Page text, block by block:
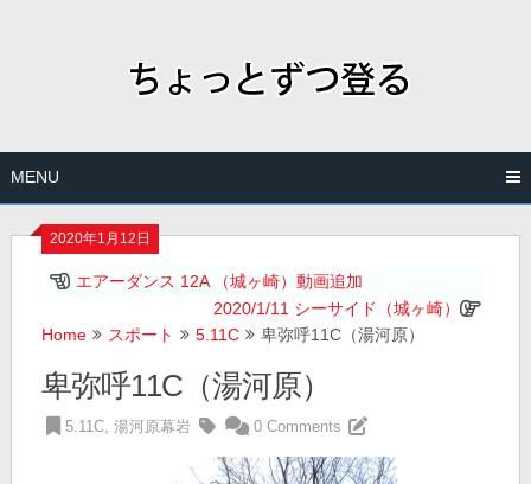
MENU
2020年1月12日
エアーダンス 12A （城ヶ崎）動画追加
2020/1/11 シーサイド（城ヶ崎）
Home
スポート 5.11C 卑弥呼11C（湯河原）
卑弥呼11C（湯河原）
5.11C,湯河原幕岩 0 Comments